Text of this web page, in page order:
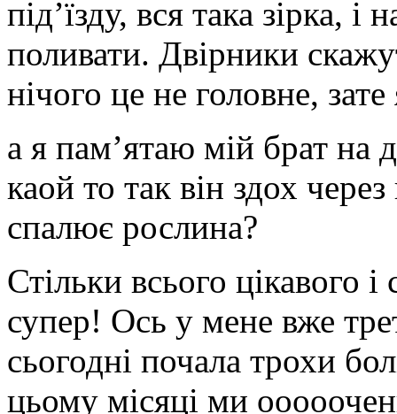
під’їзду, вся така зірка,
поливати. Двірники
нічого це не головне,
а я пам’ятаю мій брат на
каой то так він здох
спалює рослина?
Стільки всього цікавого
супер! Ось у мене вже
сьогодні почала трохи
цьому місяці ми